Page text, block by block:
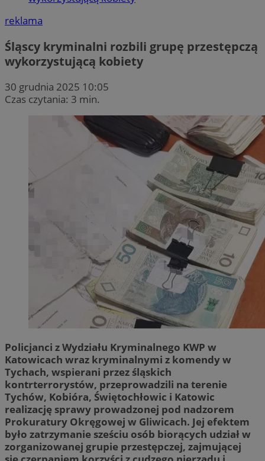
reklama
Śląscy kryminalni rozbili grupę przestępczą
wykorzystującą kobiety
30 grudnia 2025 10:05
Czas czytania: 3 min.
Policjanci z Wydziału Kryminalnego KWP w
Katowicach wraz kryminalnymi z komendy w
Tychach, wspierani przez śląskich
kontrterrorystów, przeprowadzili na terenie
Tychów, Kobióra, Świętochłowic i Katowic
realizację sprawy prowadzonej pod nadzorem
Prokuratury Okręgowej w Gliwicach. Jej efektem
było zatrzymanie sześciu osób biorących udział w
zorganizowanej grupie przestępczej, zajmującej